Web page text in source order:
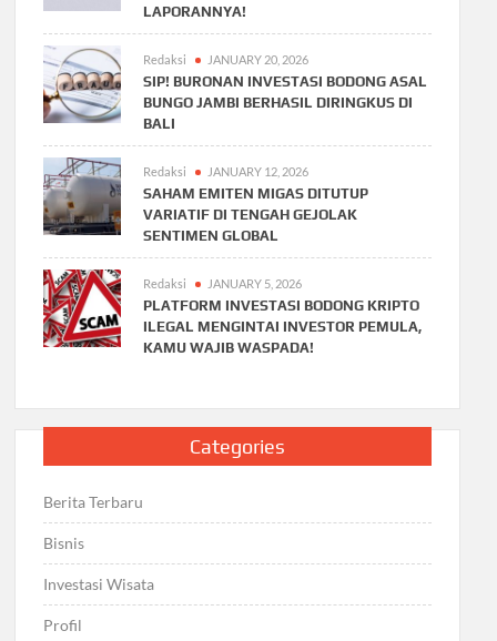
LAPORANNYA!
Redaksi JANUARY 20, 2026
SIP! BURONAN INVESTASI BODONG ASAL
BUNGO JAMBI BERHASIL DIRINGKUS DI
BALI
Redaksi JANUARY 12, 2026
SAHAM EMITEN MIGAS DITUTUP
VARIATIF DI TENGAH GEJOLAK
SENTIMEN GLOBAL
Redaksi JANUARY 5, 2026
PLATFORM INVESTASI BODONG KRIPTO
ILEGAL MENGINTAI INVESTOR PEMULA,
KAMU WAJIB WASPADA!
Categories
Berita Terbaru
Bisnis
Investasi Wisata
Profil